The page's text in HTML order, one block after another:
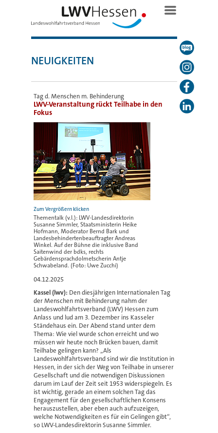
NEUIGKEITEN
Tag d. Menschen m. Behinderung
LWV-Veranstaltung rückt Teilhabe in den
Fokus
Thementalk (v.l.): LWV-Landesdirektorin
Susanne Simmler, Staatsministerin Heike
Hofmann, Moderator Bernd Bark und
Landesbehindertenbeauftragter Andreas
Winkel. Auf der Bühne die inklusive Band
Saitenwind der bdks, rechts
Gebärdensprachdolmetscherin Antje
Schwabeland. (Foto: Uwe Zucchi)
04.12.2025
Kassel (lwv): Den diesjährigen Internationalen Tag
der Menschen mit Behinderung nahm der
Landeswohlfahrtsverband (LWV) Hessen zum
Anlass und lud am 3. Dezember ins Kasseler
Ständehaus ein. Der Abend stand unter dem
Thema: Wie viel wurde schon erreicht und wo
müssen wir heute noch Brücken bauen, damit
Teilhabe gelingen kann? „Als
Landeswohlfahrtsverband sind wir die Institution in
Hessen, in der sich der Weg von Teilhabe in unserer
Gesellschaft und die notwendigen Diskussionen
darum im Lauf der Zeit seit 1953 widerspiegeln. Es
ist wichtig, gerade an einem solchen Tag das
Engagement für den gesellschaftlichen Konsens
herauszustellen, aber eben auch aufzuzeigen,
welche Notwendigkeiten es für ein Gelingen gibt“,
so LWV-Landesdirektorin Susanne Simmler.